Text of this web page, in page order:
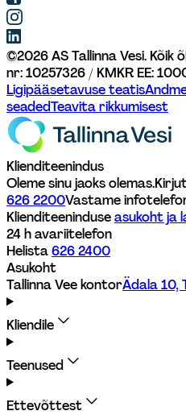
©2026AS Tallinna Vesi. Kõik
nr: 10257326 / KMKR EE:
Ligipääsetavuse teatis
seadedTeavita rikkumisest
Klienditeenindus
Oleme sinu jaoks olemas.
626 2200Vastame
Klienditeeninduse asukoht ja
24 h avariitelefon
Helista 626 2400
Asukoht
Tallinna Vee kontorÄdala 10,
Kliendile
Teenused
Ettevõttest